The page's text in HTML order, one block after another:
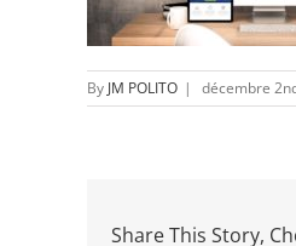
By JM POLITO | décembre
Share This Story,